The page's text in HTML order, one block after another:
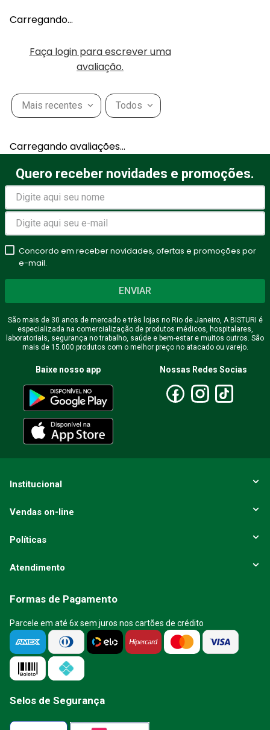
Carregando…
Faça login para escrever uma
avaliação.
Mais recentes Todos
Carregando avaliações…
Quero receber novidades e promoções.
Concordo em receber novidades, ofertas e promoções por
e-mail.
ENVIAR
São mais de 30 anos de mercado e três lojas no Rio de Janeiro, A BISTURI é
especializada na comercialização de produtos médicos, hospitalares,
laboratoriais, segurança no trabalho, saúde e bem-estar e muitos outros. São
mais de 15.000 produtos com o melhor preço no atacado ou varejo.
Baixe nosso app Nossas Redes Socias
Institucional
Vendas on-line
Políticas
Atendimento
Formas de Pagamento
Parcele em até 6x sem juros nos cartões de crédito
Selos de Segurança